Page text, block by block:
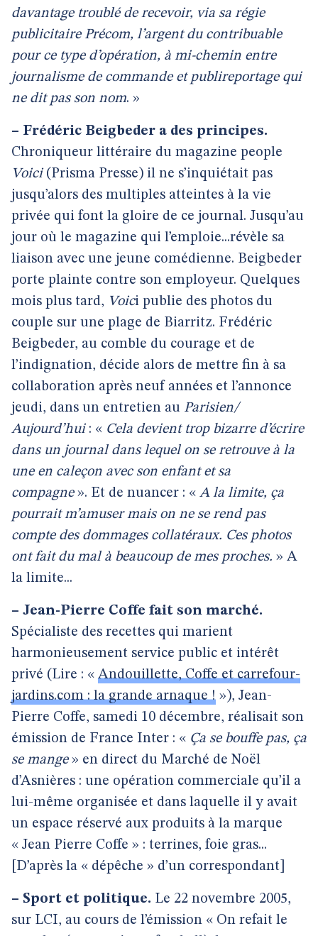
davantage troublé de recevoir, via sa régie
publicitaire Précom, l’argent du contribuable
pour ce type d’opération, à mi-chemin entre
journalisme de commande et publireportage qui
ne dit pas son nom. »
– Frédéric Beigbeder a des principes.
Chroniqueur littéraire du magazine people
Voici (Prisma Presse) il ne s’inquiétait pas
jusqu’alors des multiples atteintes à la vie
privée qui font la gloire de ce journal. Jusqu’au
jour où le magazine qui l’emploie...révèle sa
liaison avec une jeune comédienne. Beigbeder
porte plainte contre son employeur. Quelques
mois plus tard, Voici publie des photos du
couple sur une plage de Biarritz. Frédéric
Beigbeder, au comble du courage et de
l’indignation, décide alors de mettre fin à sa
collaboration après neuf années et l’annonce
jeudi, dans un entretien au Parisien/
Aujourd’hui: « Cela devient trop bizarre d’écrire
dans un journal dans lequel on se retrouve à la
une en caleçon avec son enfant et sa
compagne». Et de nuancer : « A la limite, ça
pourrait m’amuser mais on ne se rend pas
compte des dommages collatéraux. Ces photos
ont fait du mal à beaucoup de mes proches. » A
la limite...
– Jean-Pierre Coffe fait son marché.
Spécialiste des recettes qui marient
harmonieusement service public et intérêt
privé (Lire : « Andouillette, Coffe et carrefour-
jardins.com : la grande arnaque ! »), Jean-
Pierre Coffe, samedi 10 décembre, réalisait son
émission de France Inter : « Ça se bouffe pas, ça
se mange» en direct du Marché de Noël
d’Asnières : une opération commerciale qu’il a
lui-même organisée et dans laquelle il y avait
un espace réservé aux produits à la marque
« Jean Pierre Coffe » : terrines, foie gras...
[D’après la « dépêche » d’un correspondant]
– Sport et politique. Le 22 novembre 2005,
sur LCI, au cours de l’émission « On refait le